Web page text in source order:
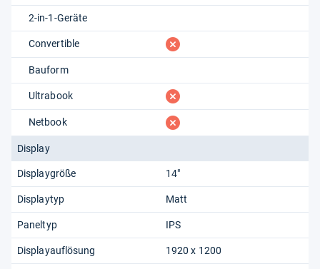
2-in-1-Geräte
Convertible fehlt
Bauform
Ultrabook fehlt
Netbook fehlt
Display
Displaygröße 14"
Displaytyp Matt
Paneltyp IPS
Displayauflösung 1920 x 1200